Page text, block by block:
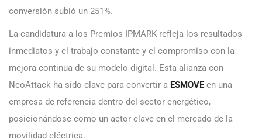
conversión subió un 251%.
La candidatura a los Premios IPMARK refleja los resultados
inmediatos y el trabajo constante y el compromiso con la
mejora continua de su modelo digital. Esta alianza con
NeoAttack ha sido clave para convertir a ESMOVEen una
empresa de referencia dentro del sector energético,
posicionándose como un actor clave en el mercado de la
movilidad eléctrica.